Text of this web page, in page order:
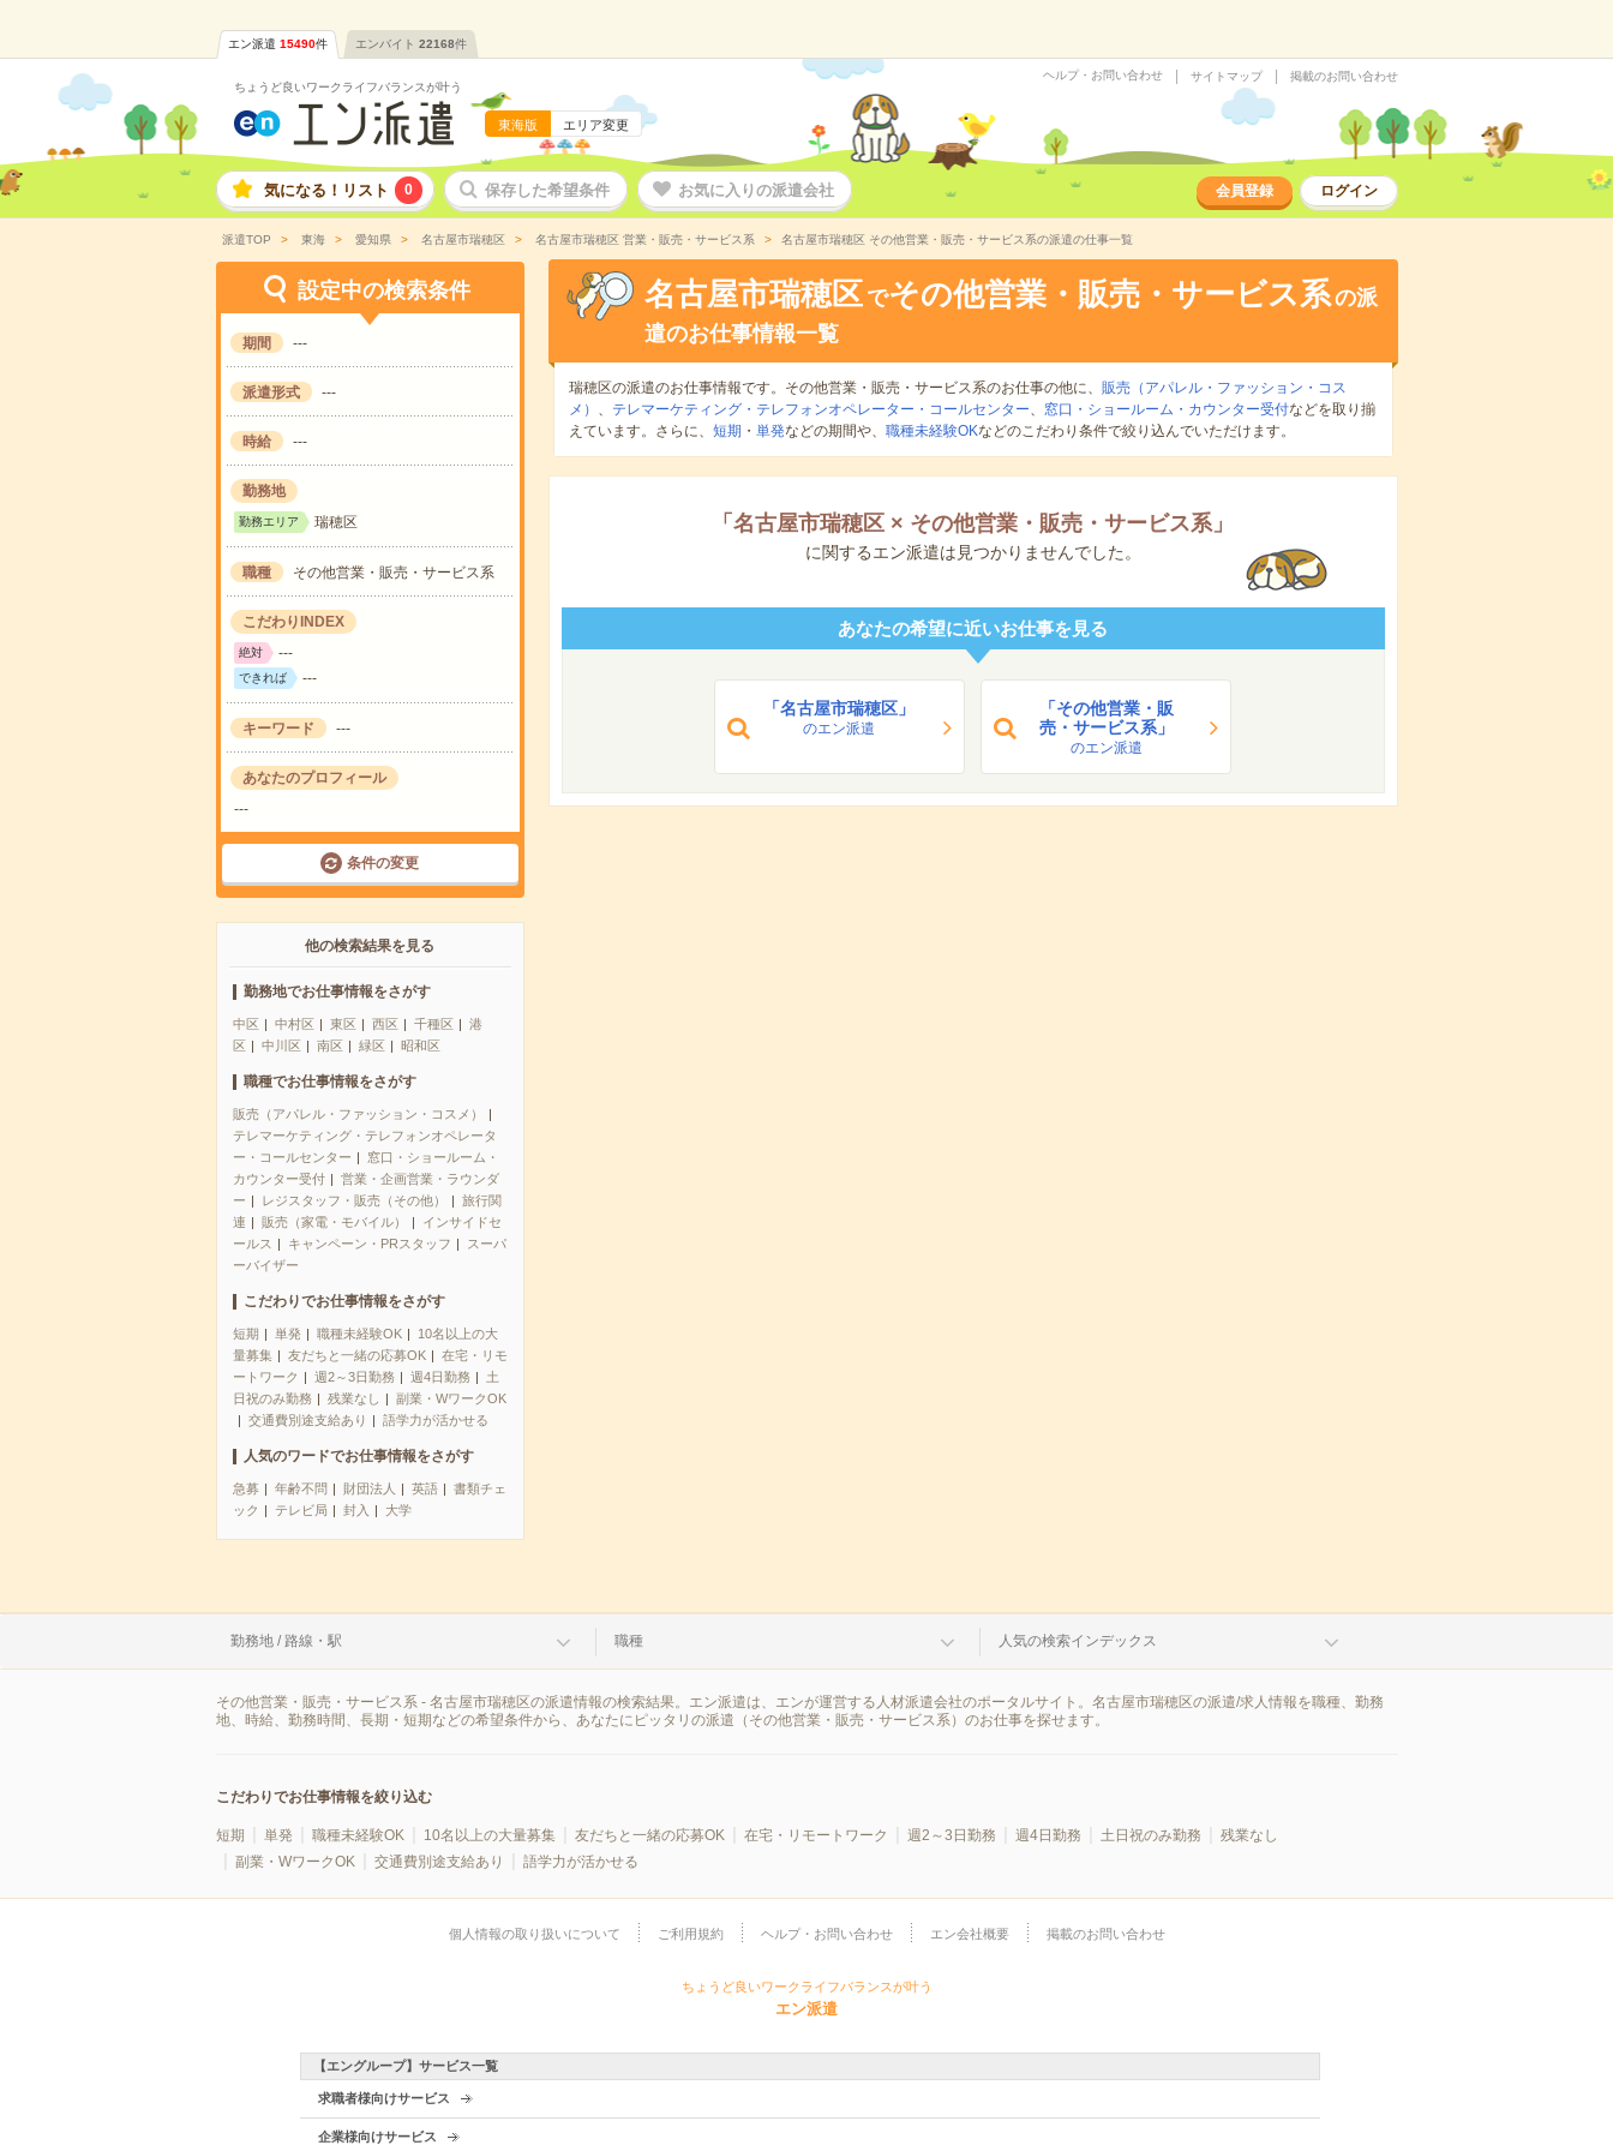
エン派遣 15490件 エンバイト 22168件
ちょうど良いワークライフバランスが叶う
東海版 エリア変更
ヘルプ・お問い合わせ サイトマップ 掲載のお問い合わせ
気になる！リスト 0 保存した希望条件 お気に入りの派遣会社 会員登録 ログイン
派遣TOP 東海 愛知県 名古屋市瑞穂区 名古屋市瑞穂区 営業・販売・サービス系 名古屋市瑞穂区 その他営業・販売・サービス系の派遣の仕事一覧
設定中の検索条件
期間 ---
派遣形式 ---
時給 ---
勤務地
勤務エリア 瑞穂区
職種 その他営業・販売・サービス系
こだわりINDEX
絶対 ---
できれば ---
キーワード ---
あなたのプロフィール
---
条件の変更
他の検索結果を見る
勤務地でお仕事情報をさがす
中区 中村区 東区 西区 千種区
港
区
中川区 南区 緑区 昭和区
職種でお仕事情報をさがす
販売（アパレル・ファッション・コスメ）
テレマーケティング・テレフォンオペレータ
ー・コールセンター
窓口・ショールーム・
カウンター受付
営業・企画営業・ラウンダ
ー
レジスタッフ・販売（その他）
旅行関
連
販売（家電・モバイル）
インサイドセ
ールス
キャンペーン・PRスタッフ
スーパ
ーバイザー
こだわりでお仕事情報をさがす
短期 単発 職種未経験OK
10名以上の大
量募集
友だちと一緒の応募OK
在宅・リモ
ートワーク
週2～3日勤務 週4日勤務
土
日祝のみ勤務
残業なし
副業・WワークOK
交通費別途支給あり
語学力が活かせる
人気のワードでお仕事情報をさがす
急募 年齢不問 財団法人 英語
書類チェ
ック
テレビ局 封入 大学
名古屋市瑞穂区 でその他営業・販売・サービス系の派
遣のお仕事情報一覧
瑞穂区の派遣のお仕事情報です。その他営業・販売・サービス系のお仕事の他に、 販売（アパレル・ファッション・コス
メ） 、 テレマーケティング・テレフォンオペレーター・コールセンター、 窓口・ショールーム・カウンター受付などを取り揃
えています。さらに、 短期 ・ 単発などの期間や、 職種未経験OKなどのこだわり条件で絞り込んでいただけます。
「 名古屋市瑞穂区 × その他営業・販売・サービス系」
に関するエン派遣は見つかりませんでした。
あなたの希望に近いお仕事を見る
「名古屋市瑞穂区」
のエン派遣
「その他営業・販
売・サービス系」
のエン派遣
勤務地 / 路線・駅 職種 人気の検索インデックス
その他営業・販売・サービス系 - 名古屋市瑞穂区の派遣情報の検索結果。エン派遣は、エンが運営する人材派遣会社のポータルサイト。名古屋市瑞穂区の派遣/求人情報を職種、勤務
地、時給、勤務時間、長期・短期などの希望条件から、あなたにピッタリの派遣（その他営業・販売・サービス系）のお仕事を探せます。
こだわりでお仕事情報を絞り込む
短期 単発 職種未経験OK 10名以上の大量募集 友だちと一緒の応募OK 在宅・リモートワーク 週2～3日勤務 週4日勤務 土日祝のみ勤務
残業なし
副業・WワークOK
交通費別途支給あり 語学力が活かせる
個人情報の取り扱いについて ご利用規約 ヘルプ・お問い合わせ エン会社概要 掲載のお問い合わせ
ちょうど良いワークライフバランスが叶う
エン派遣
【エングループ】サービス一覧
求職者様向けサービス
企業様向けサービス